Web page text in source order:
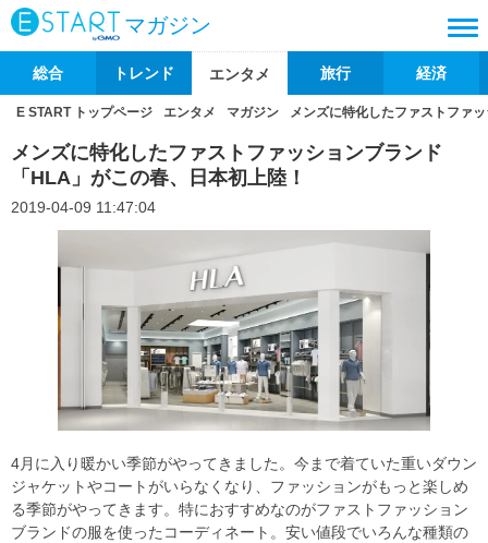
マガジン
総合 トレンド エンタメ 旅行 経済
E START トップページ エンタメ マガジン メンズに特化したファストファ
メンズに特化したファストファッションブランド
「HLA」がこの春、日本初上陸！
2019-04-09 11:47:04
4月に入り暖かい季節がやってきました。今まで着ていた重いダウン
ジャケットやコートがいらなくなり、ファッションがもっと楽しめ
る季節がやってきます。特におすすめなのがファストファッション
ブランドの服を使ったコーディネート。安い値段でいろんな種類の